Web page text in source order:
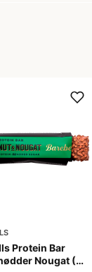
Protein Bar
Nougat (55